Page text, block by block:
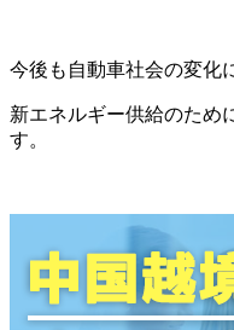
今後も自動車社会の変化
新エネルギー供給のため
す。